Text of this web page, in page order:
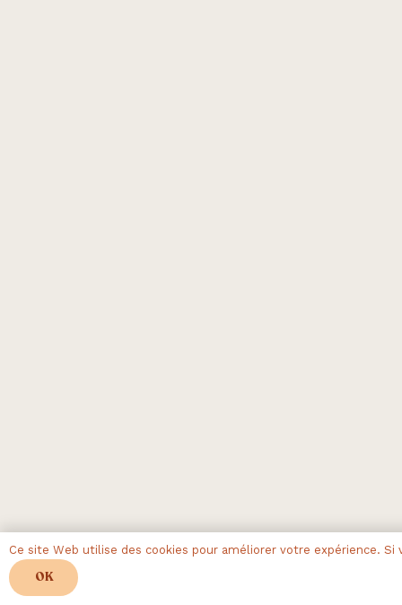
Ce site Web utilise des cookies pour améliorer votre expérience.
OK